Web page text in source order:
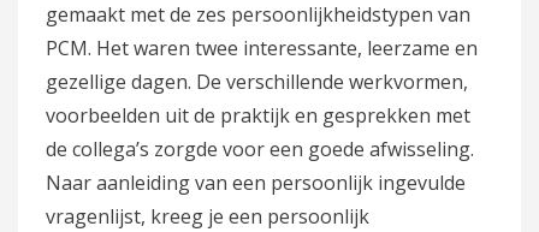
gemaakt met de zes persoonlijkheidstypen van
PCM. Het waren twee interessante, leerzame en
gezellige dagen. De verschillende werkvormen,
voorbeelden uit de praktijk en gesprekken met
de collega’s zorgde voor een goede afwisseling.
Naar aanleiding van een persoonlijk ingevulde
vragenlijst, kreeg je een persoonlijk